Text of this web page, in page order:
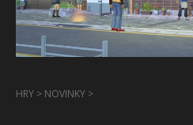
HRY > NOVINKY >